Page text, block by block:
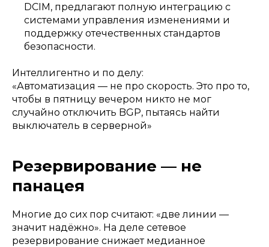
DCIM, предлагают полную интеграцию с
системами управления изменениями и
поддержку отечественных стандартов
безопасности.
Интеллигентно и по делу:
«Автоматизация — не про скорость. Это про то,
чтобы в пятницу вечером никто не мог
случайно отключить BGP, пытаясь найти
выключатель в серверной»
Резервирование — не
панацея
Многие до сих пор считают: «две линии —
значит надёжно». На деле сетевое
резервирование снижает медианное